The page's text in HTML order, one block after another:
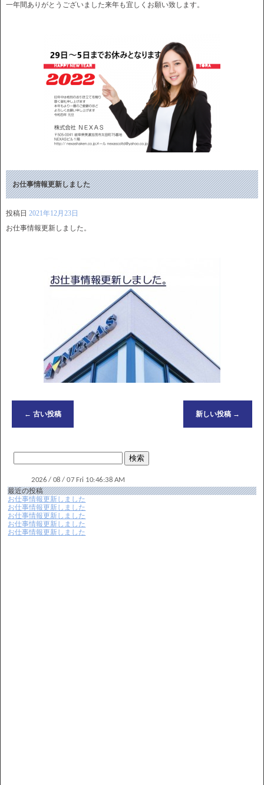
一年間ありがとうございました来年も宜しくお願い致します。
お仕事情報更新しました
投稿日 2021年12月23日
お仕事情報更新しました。
← 古い投稿 新しい投稿 →
最近の投稿
お仕事情報更新しました
お仕事情報更新しました
お仕事情報更新しました
お仕事情報更新しました
お仕事情報更新しました